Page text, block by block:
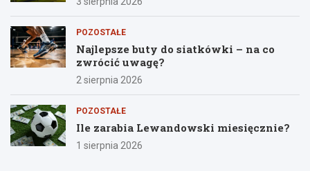
POZOSTAŁE
Najlepsze buty do siatkówki – na co
zwrócić uwagę?
2 sierpnia 2026
POZOSTAŁE
Ile zarabia Lewandowski miesięcznie?
1 sierpnia 2026